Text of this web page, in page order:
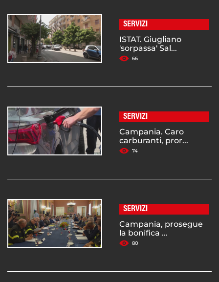
SERVIZI
ISTAT. Giugliano
'sorpassa' Sal...
66
SERVIZI
Campania. Caro
carburanti, pror...
74
SERVIZI
Campania, prosegue
la bonifica ...
80